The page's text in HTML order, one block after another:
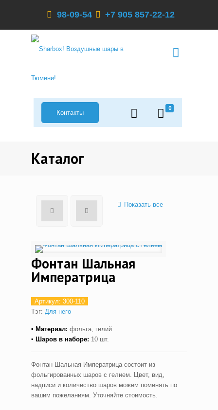
98-09-54 +7 905 857-22-12
0
Контакты
Каталог
Показать все
Фонтан Шальная
Императрица
Артикул: 300-110
Тэг: Для него
▪ Материал: фольга, гелий
▪ Шаров в наборе: 10 шт.
Фонтан Шальная Императрица состоит из
фольгированных шаров с гелием. Цвет, вид,
надписи и количество шаров можем поменять по
вашим пожеланиям. Уточняйте стоимость.